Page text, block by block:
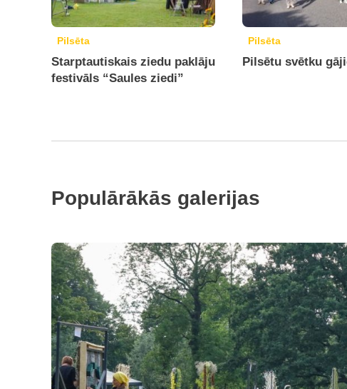
Pilsēta
Starptautiskais ziedu paklāju
festivāls “Saules ziedi”
Pilsēta
Pilsētu svētku
Populārākās galerijas